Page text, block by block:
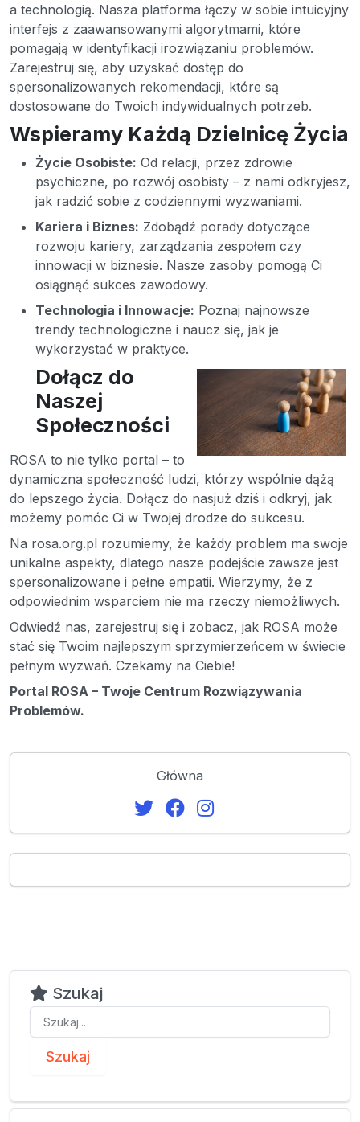
a technologią. Nasza platforma łączy w sobie intuicyjny
interfejs z zaawansowanymi algorytmami, które
pomagają w identyfikacji irozwiązaniu problemów.
Zarejestruj się, aby uzyskać dostęp do
spersonalizowanych rekomendacji, które są
dostosowane do Twoich indywidualnych potrzeb.
Wspieramy Każdą Dzielnicę Życia
Życie Osobiste: Od relacji, przez zdrowie
psychiczne, po rozwój osobisty – z nami odkryjesz,
jak radzić sobie z codziennymi wyzwaniami.
Kariera i Biznes: Zdobądź porady dotyczące
rozwoju kariery, zarządzania zespołem czy
innowacji w biznesie. Nasze zasoby pomogą Ci
osiągnąć sukces zawodowy.
Technologia i Innowacje: Poznaj najnowsze
trendy technologiczne i naucz się, jak je
wykorzystać w praktyce.
Dołącz do
Naszej
Społeczności
ROSA to nie tylko portal – to
dynamiczna społeczność ludzi, którzy wspólnie dążą
do lepszego życia. Dołącz do nasjuż dziś i odkryj, jak
możemy pomóc Ci w Twojej drodze do sukcesu.
Na rosa.org.pl rozumiemy, że każdy problem ma swoje
unikalne aspekty, dlatego nasze podejście zawsze jest
spersonalizowane i pełne empatii. Wierzymy, że z
odpowiednim wsparciem nie ma rzeczy niemożliwych.
Odwiedź nas, zarejestruj się i zobacz, jak ROSA może
stać się Twoim najlepszym sprzymierzeńcem w świecie
pełnym wyzwań. Czekamy na Ciebie!
Portal ROSA – Twoje Centrum Rozwiązywania
Problemów.
Główna
Szukaj
Szukaj